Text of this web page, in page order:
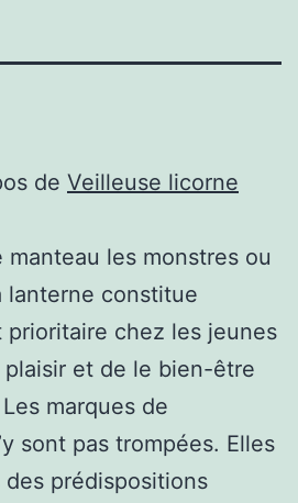
de Veilleuse licorne
manteau les monstres ou
lanterne constitue
prioritaire chez les jeunes
et de le bien-être
marques de
sont pas trompées. Elles
prédispositions